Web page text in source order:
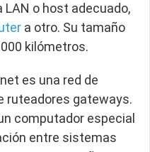
o host adecuado,
a otro. Su tamaño
kilómetros.
es una red de
ruteadores gateways.
computador especial
entre sistemas